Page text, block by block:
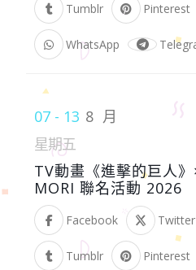
Tumblr Pinterest
WhatsApp
07 - 13 8 月
星期五
TV動畫《進擊的巨人
MORI 聯名活動 2026
Facebook Twitter
Tumblr Pinterest